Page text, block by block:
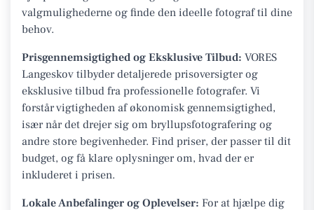
valgmulighederne og finde den ideelle fotograf til dine
behov.
Prisgennemsigtighed og Eksklusive Tilbud: VORES
Langeskov tilbyder detaljerede prisoversigter og
eksklusive tilbud fra professionelle fotografer. Vi
forstår vigtigheden af økonomisk gennemsigtighed,
især når det drejer sig om bryllupsfotografering og
andre store begivenheder. Find priser, der passer til dit
budget, og få klare oplysninger om, hvad der er
inkluderet i prisen.
Lokale Anbefalinger og Oplevelser: For at hjælpe dig